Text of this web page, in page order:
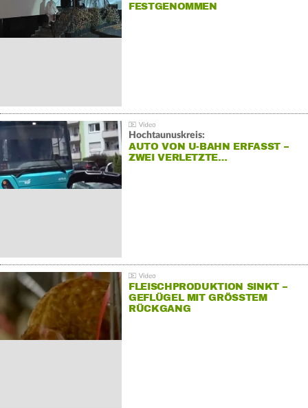
FESTGENOMMEN
Hochtaunuskreis:
AUTO VON U-BAHN ERFASST –
ZWEI VERLETZTE…
FLEISCHPRODUKTION SINKT –
GEFLÜGEL MIT GRÖSSTEM R
ÜCKGANG